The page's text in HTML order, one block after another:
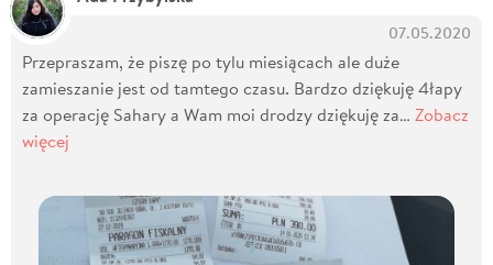
07.05.2020
Przepraszam, że piszę po tylu miesiącach ale duże
zamieszanie jest od tamtego czasu. Bardzo dziękuję 4łapy
za operację Sahary a Wam moi drodzy dziękuję za… Zobacz
więcej